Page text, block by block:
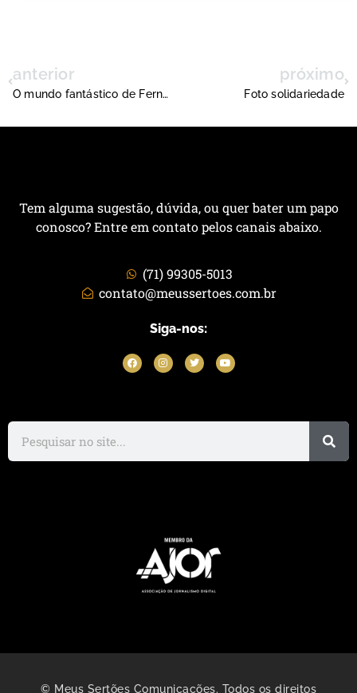
anterior
O mundo fantástico de Fernandinho
próximo
Foto solidariedade
Tem alguma sugestão, dúvida, ou quer bater um papo
conosco? Entre em contato pelos canais abaixo.
(71) 99305-5013
contato@meussertoes.com.br
Siga-nos:
© Meus Sertões Comunicações. Todos os direitos